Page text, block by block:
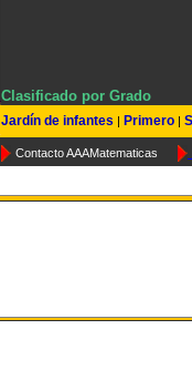
Clasificado por Grado
Jardín de infantes | Primero |
Contacto AAAMatematicas